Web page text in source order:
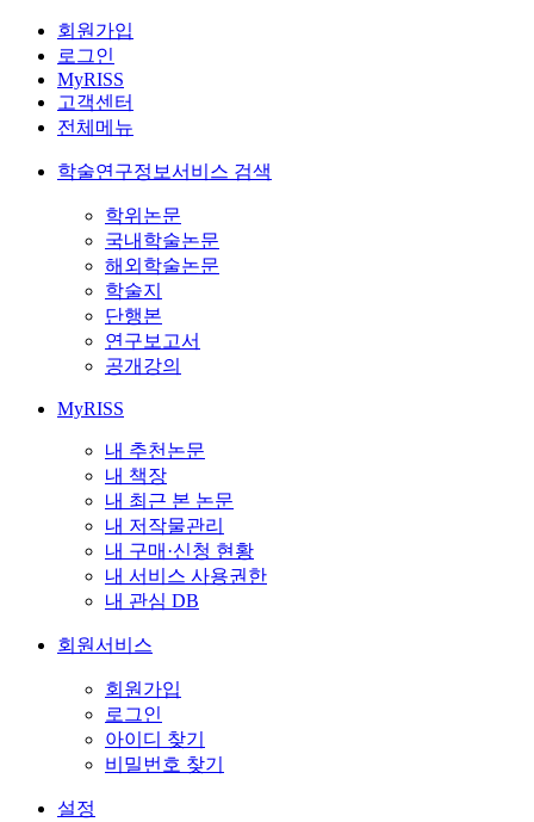
회원가입
로그인
MyRISS
고객센터
전체메뉴
학술연구정보서비스 검색
학위논문
국내학술논문
해외학술논문
학술지
단행본
연구보고서
공개강의
MyRISS
내 추천논문
내 책장
내 최근 본 논문
내 저작물관리
내 구매·신청 현황
내 서비스 사용권한
내 관심 DB
회원서비스
회원가입
로그인
아이디 찾기
비밀번호 찾기
설정